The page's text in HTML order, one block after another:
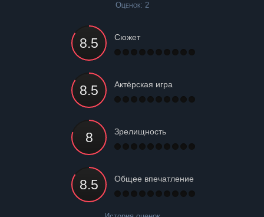
Оценок: 2
Сюжет
Актёрская игра
Зрелищность
Общее впечатление